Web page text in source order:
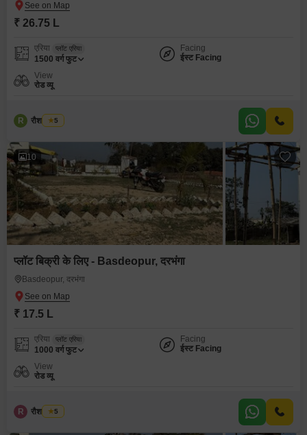
₹ 26.75 L
एरिया प्लॉट एरिया
1500 वर्ग फुट
Facing
ईस्ट Facing
View
रोड व्यू
R रौशन कुमार
5
10
प्लॉट बिक्री के लिए - Basdeopur, दरभंगा
Basdeopur, दरभंगा
₹ 17.5 L
एरिया प्लॉट एरिया
1000 वर्ग फुट
Facing
ईस्ट Facing
View
रोड व्यू
R रौशन कुमार
5